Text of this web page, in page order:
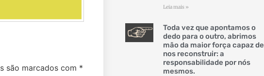
são marcados com *
Leia mais »
Toda vez que apontamos o
dedo para o outro, abrimos
mão da maior força capaz de
nos reconstruir: a
responsabilidade por nós
mesmos.